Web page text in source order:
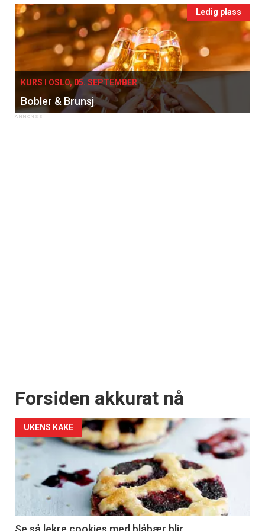
Ledig plass
KURS I OSLO, 05. SEPTEMBER
Bobler & Brunsj
Forsiden akkurat nå
UKENS KAKE